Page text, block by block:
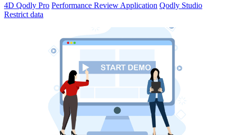
4D Qodly Pro Performance Review Application Qodly Studio
Restrict data